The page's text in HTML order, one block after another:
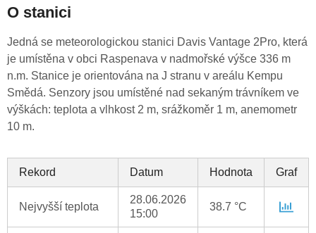
O stanici
Jedná se meteorologickou stanici Davis Vantage 2Pro, která
je umístěna v obci Raspenava v nadmořské výšce 336 m
n.m. Stanice je orientována na J stranu v areálu Kempu
Smědá. Senzory jsou umístěné nad sekaným trávníkem ve
výškách: teplota a vlhkost 2 m, srážkoměr 1 m, anemometr
10 m.
Rekord Datum Hodnota Graf
Nejvyšší teplota
28.06.2026
15:00
38.7 °C